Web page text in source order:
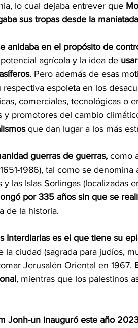
lo cual dejaba entrever que
sus tropas desde la
anidaba en el propósito de
agrícola y la idea de
. Pero además de esas
espoleta en los
comerciales, tecnológicas o
y promotores del cambio
que dan lugar a los más
guerras de guerras, como
1986), tal como se denomina
las Islas Sorlingas (localizadas
por 335 años sin que se
de la historia.
Interdiarias es el que tiene su
la ciudad (sagrada para judíos,
Jerusalén Oriental en 1967.
, mientras que los palestinos
Jonh-un inauguró este año